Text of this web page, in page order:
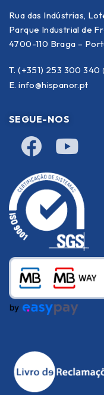
Rua das Indústrias,
Parque Industrial de
4700-110 Braga –
T. (+351) 253 300 340
E. info@hispanor.pt
SEGUE-NOS